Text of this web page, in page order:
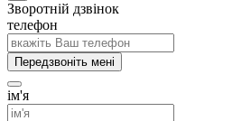
Зворотній дзвінок
телефон
Передзвоніть мені
ім'я